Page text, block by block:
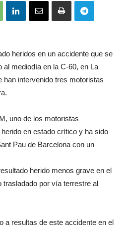
heridos en un accidente que se
al mediodía en la C-60, en La
han intervenido tres motoristas
uno de los motoristas
en estado crítico y ha sido
Pau de Barcelona con un
herido menos grave en el
por vía terrestre al
a resultas de este accidente en el